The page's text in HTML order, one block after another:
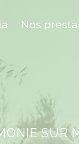
Nos
SUR